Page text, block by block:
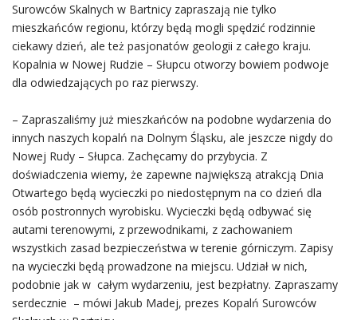
Surowców Skalnych w Bartnicy zapraszają nie tylko
mieszkańców regionu, którzy będą mogli spędzić rodzinnie
ciekawy dzień, ale też pasjonatów geologii z całego kraju.
Kopalnia w Nowej Rudzie – Słupcu otworzy bowiem podwoje
dla odwiedzających po raz pierwszy.
– Zapraszaliśmy już mieszkańców na podobne wydarzenia do
innych naszych kopalń na Dolnym Śląsku, ale jeszcze nigdy do
Nowej Rudy – Słupca. Zachęcamy do przybycia. Z
doświadczenia wiemy, że zapewne największą atrakcją Dnia
Otwartego będą wycieczki po niedostępnym na co dzień dla
osób postronnych wyrobisku. Wycieczki będą odbywać się
autami terenowymi, z przewodnikami, z zachowaniem
wszystkich zasad bezpieczeństwa w terenie górniczym. Zapisy
na wycieczki będą prowadzone na miejscu. Udział w nich,
podobnie jak w całym wydarzeniu, jest bezpłatny. Zapraszamy
serdecznie – mówi Jakub Madej, prezes Kopalń Surowców